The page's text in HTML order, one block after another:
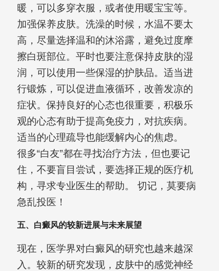
暖，可以多穿衣服，或者使用暖宝宝等。
加强保养皮肤。洗澡的时候，水温不要太
高，尽量选择温和的沐浴露，避免过度摩
擦白斑部位。平时也要注意保持皮肤的湿
润，可以使用一些保湿的护肤品。适当进
行锻炼，可以促进血液循环，改善发凉的
症状。保持良好的心态也很重要，积极乐
观的心态有助于提高免疫力，对抗疾病。
适当的心理疏导也能缓解内心的焦虑。
很多“白友”都在寻找治疗方法，但也要记
住，不要盲目尝试，要选择正规的医疗机
构，寻求专业医生的帮助。 切记，莫要病
急乱投医！
五、白癜风的较新进展与未来展望
现在，医学界对白癜风的研究也越来越深
入。较新的研究发现，皮肤中的感觉神经